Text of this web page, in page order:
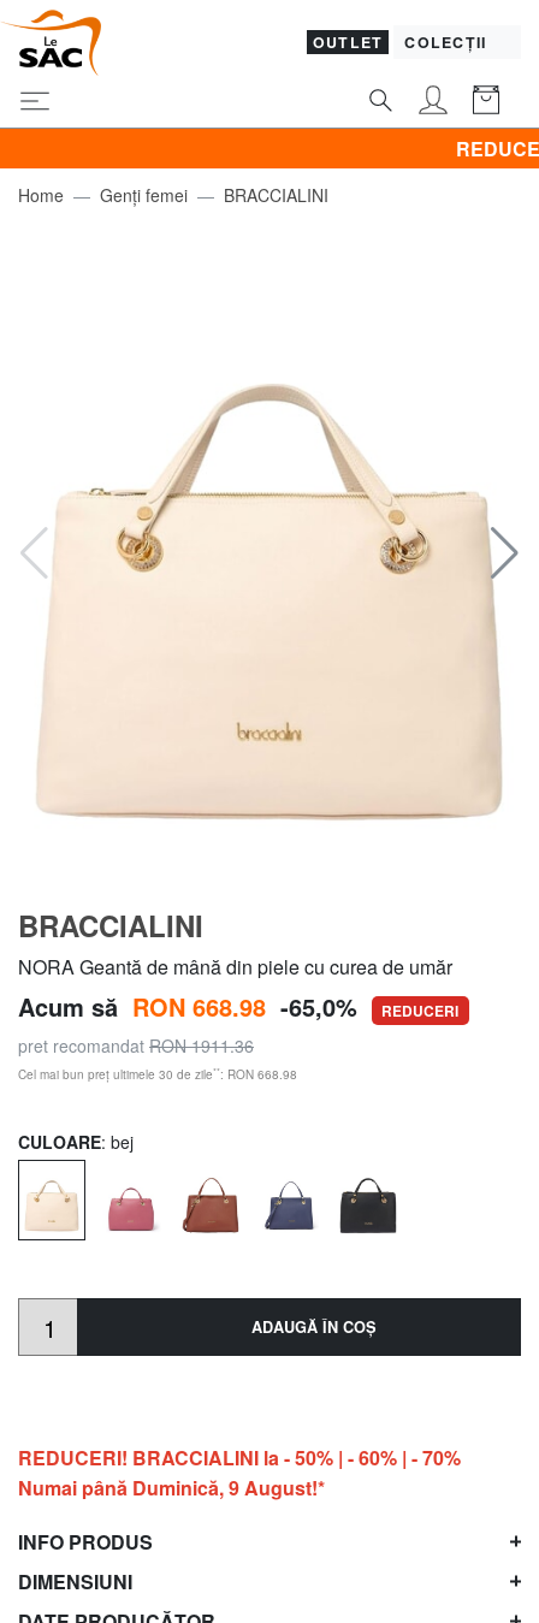
OUTLET COLECȚII
REDUCERI!
Home Genți femei BRACCIALINI
BRACCIALINI
NORA Geantă de mână din piele cu curea de umăr
Acum să RON 668.98 -65,0% REDUCERI
pret recomandat RON 1911.36
Cel mai bun preț ultimele 30 de zile**: RON 668.98
CULOARE: bej
ADAUGĂ ÎN COŞ
REDUCERI! BRACCIALINI la - 50% | - 60% | - 70%
Numai până Duminică, 9 August!*
INFO PRODUS
DIMENSIUNI